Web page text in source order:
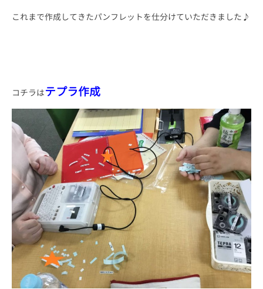
これまで作成してきたパンフレットを仕分けていただきました♪
コチラはテプラ作成